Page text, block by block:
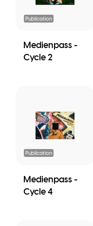
Publication
Medienpass -
Cycle 2
Publication
Medienpass -
Cycle 4